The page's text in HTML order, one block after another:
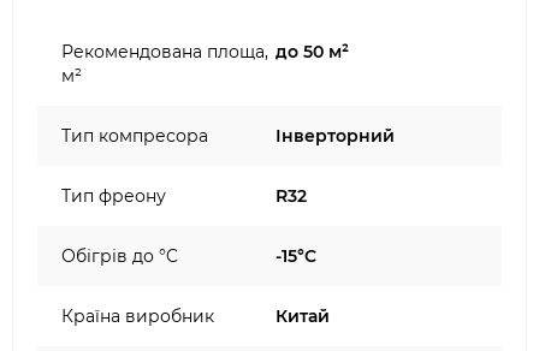
Рекомендована площа,
м²
до 50 м²
Тип компресора Інверторний
Тип фреону R32
Обігрів до °C -15°C
Країна виробник Китай